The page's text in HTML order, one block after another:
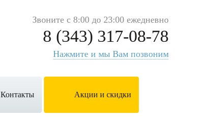
Звоните с 8:00 до 23:00 ежедневно
8 (343) 317-08-78
Нажмите и мы Вам позвоним
Контакты Акции и скидки